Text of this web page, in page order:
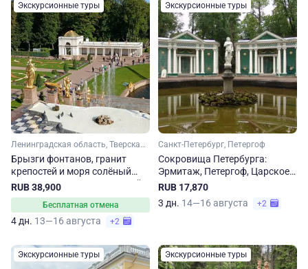
Экскурсионные туры
Ленинградская область, Тверская область
Брызги фонтанов, гранит
крепостей и моря солёный
ветер. Тур по Ленинградской и
Тверской областям
RUB 38,900
Бесплатная отмена
4 дн. 13—16 августа +2
Экскурсионные туры
Санкт-Петербург, Петергоф
Сокровища Петербурга:
Эрмитаж, Петергоф, Царское
Село
RUB 17,870
3 дн. 14—16 августа +2
Экскурсионные туры Экскурсионные туры